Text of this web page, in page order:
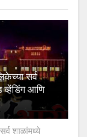
सर्व
व्हेंडिंग आणि
शाळांमध्ये